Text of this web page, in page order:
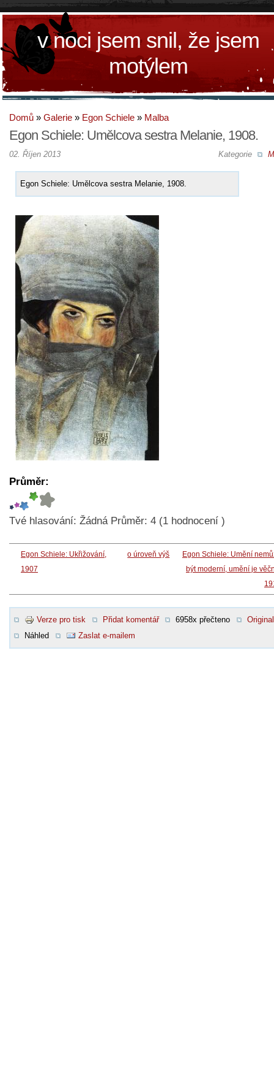
v noci jsem snil, že jsem
motýlem
Domů » Galerie » Egon Schiele » Malba
Egon Schiele: Umělcova sestra Melanie, 1908.
Kategorie
02. Říjen 2013
Egon Schiele: Umělcova sestra Melanie, 1908.
Průměr:
Tvé hlasování: Žádná Průměr: 4 (1 hodnocení )
Egon Schiele: Ukřižování,
1907
o úroveň výš
Egon Schiele: Umění
být moderní, umění je
Verze pro tisk Přidat komentář 6958x přečteno
Original
Náhled
Zaslat e-mailem